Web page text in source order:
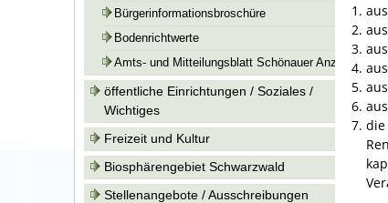
Bürgerinformationsbroschüre
Bodenrichtwerte
Amts- und Mitteilungsblatt Schönauer Anzeiger
öffentliche Einrichtungen / Soziales /
Wichtiges
Freizeit und Kultur
Biosphärengebiet Schwarzwald
Stellenangebote / Ausschreibungen
die